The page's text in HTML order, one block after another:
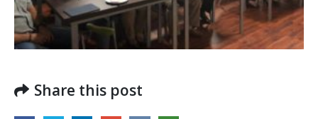
Share this post